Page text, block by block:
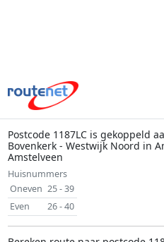
Postcode 1187LC is gekoppeld
Bovenkerk - Westwijk Noord in
Amstelveen
Huisnummers
Oneven 25 - 39
Even
26 - 40